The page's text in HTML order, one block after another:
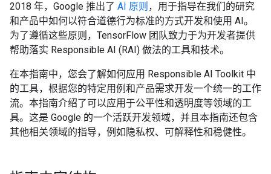
2018 年，Google 推出了 AI 原则 ，用于指导在我们的研究
和产品中如何以符合道德行为标准的方式开发和使用 AI。
为了遵循这些原则，TensorFlow 团队致力于为开发者提供
帮助落实 Responsible AI (RAI) 做法的工具和技术。
在本指南中，您会了解如何应用 Responsible AI Toolkit 中
的工具，根据您的特定用例和产品需求开发一个统一的工作
流。本指南介绍了可以应用于公平性和透明度等领域的工
具。这是 Google 的一个活跃开发领域，并且本指南还包含
其他相关领域的指导，例如隐私权、 可解释性和稳健性。